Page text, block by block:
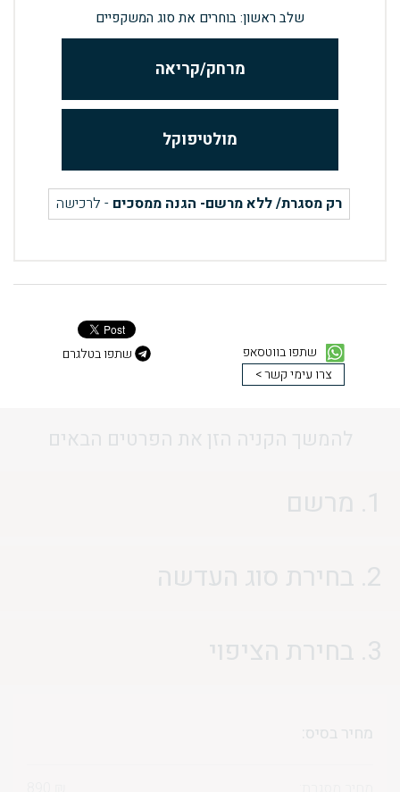
שלב ראשון: בוחרים את סוג המשקפיים
מרחק/קריאה
מולטיפוקל
רק מסגרת/ ללא מרשם- הגנה ממסכים - לרכישה
שתפו בווטסאפ
שתפו בטלגרם
צרו עימי קשר >
להמשך הקניה הזן את הפרטים הבאים
1. מרשם
2. בחירת סוג העדשה
3. בחירת הציפוי
מחיר בסיס: